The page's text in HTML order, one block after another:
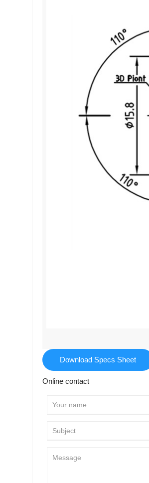
Download Specs Sheet
Online contact